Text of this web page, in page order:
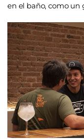
en el baño, como un